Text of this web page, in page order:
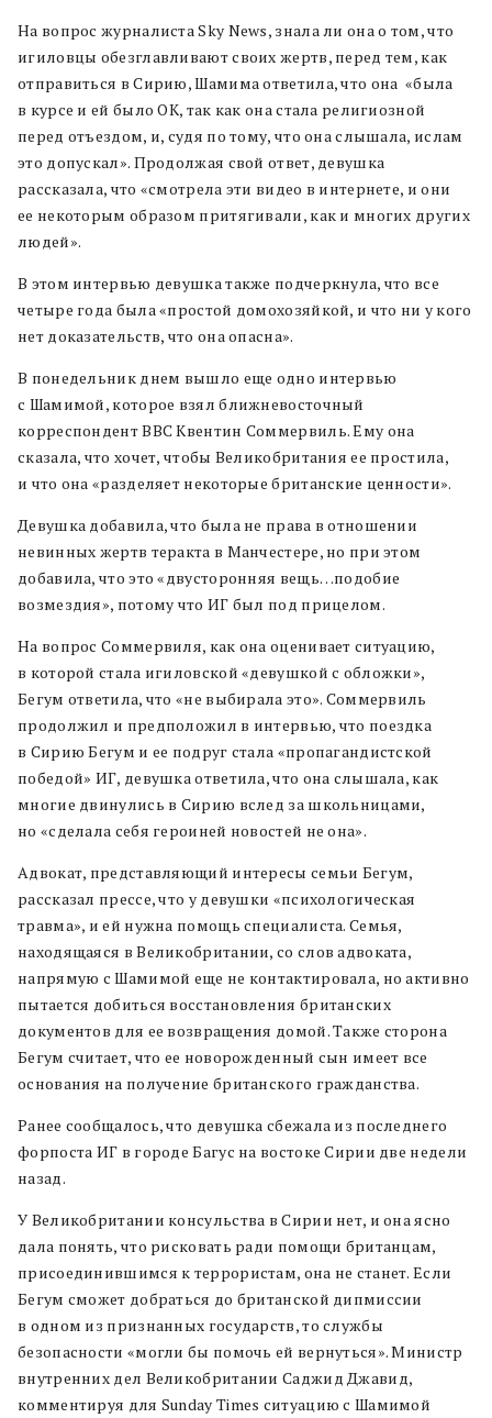
На вопрос журналиста Sky News, знала ли она о том, что
игиловцы обезглавливают своих жертв, перед тем, как
отправиться в Сирию, Шамима ответила, что она «была
в курсе и ей было ОК, так как она стала религиозной
перед отъездом, и, судя по тому, что она слышала, ислам
это допускал». Продолжая свой ответ, девушка
рассказала, что «смотрела эти видео в интернете, и они
ее некоторым образом притягивали, как и многих других
людей».
В этом интервью девушка также подчеркнула, что все
четыре года была «простой домохозяйкой, и что ни у кого
нет доказательств, что она опасна».
В понедельник днем вышло еще одно интервью
с Шамимой, которое взял ближневосточный
корреспондент BBC Квентин Соммервиль. Ему она
сказала, что хочет, чтобы Великобритания ее простила,
и что она «разделяет некоторые британские ценности».
Девушка добавила, что была не права в отношении
невинных жертв теракта в Манчестере, но при этом
добавила, что это «двусторонняя вещь…подобие
возмездия», потому что ИГ был под прицелом.
На вопрос Соммервиля, как она оценивает ситуацию,
в которой стала игиловской «девушкой с обложки»,
Бегум ответила, что «не выбирала это». Соммервиль
продолжил и предположил в интервью, что поездка
в Сирию Бегум и ее подруг стала «пропагандистской
победой» ИГ, девушка ответила, что она слышала, как
многие двинулись в Сирию вслед за школьницами,
но «сделала себя героиней новостей не она».
Адвокат, представляющий интересы семьи Бегум,
рассказал прессе, что у девушки «психологическая
травма», и ей нужна помощь специалиста. Семья,
находящаяся в Великобритании, со слов адвоката,
напрямую с Шамимой еще не контактировала, но активно
пытается добиться восстановления британских
документов для ее возвращения домой. Также сторона
Бегум считает, что ее новорожденный сын имеет все
основания на получение британского гражданства.
Ранее сообщалось, что девушка сбежала из последнего
форпоста ИГ в городе Багус на востоке Сирии две недели
назад.
У Великобритании консульства в Сирии нет, и она ясно
дала понять, что рисковать ради помощи британцам,
присоединившимся к террористам, она не станет. Если
Бегум сможет добраться до британской дипмиссии
в одном из признанных государств, то службы
безопасности «могли бы помочь ей вернуться». Министр
внутренних дел Великобритании Саджид Джавид,
комментируя для Sunday Times ситуацию с Шамимой